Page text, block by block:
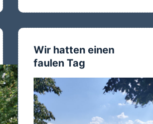
Wir hatten einen
faulen Tag